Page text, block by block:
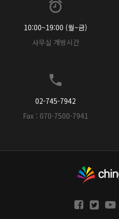
10:00~19:00 (월~금)
사무실 개방시간
02-745-7942
Fax : 070-7500-7941